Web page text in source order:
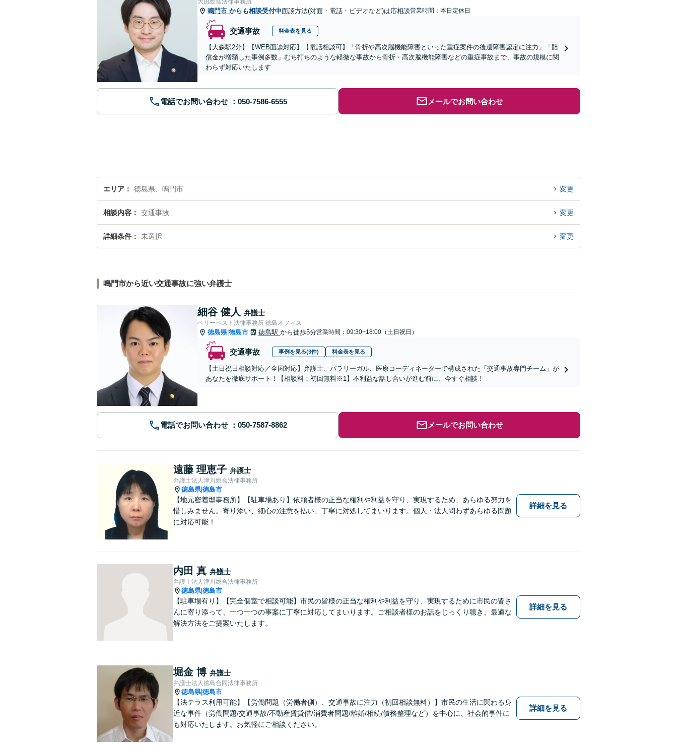
大田総合法律事務所
鳴門市 からも相談受付中面談方法(対面・電話・ビデオなど)は応相談営業時間：本日定休日
交通事故 料金表を見る
【大森駅2分】【WEB面談対応】【電話相談可】「骨折や高次脳機能障害といった重症案件の後遺障害認定に注力」「賠
償金が増額した事例多数」むち打ちのような軽微な事故から骨折・高次脳機能障害などの重症事故まで、事故の規模に関
わらず対応いたします
電話でお問い合わせ メールでお問い合わせ
エリア 徳島県、鳴門市 変更
相談内容 交通事故 変更
詳細条件 未選択 変更
鳴門市から近い交通事故に強い弁護士
細谷 健人 弁護士
ベリーベスト法律事務所 徳島オフィス
徳島県|徳島市 徳島駅 から徒歩5分営業時間：09:30~18:00（土日祝日）
交通事故 事例を見る(3件) 料金表を見る
【土日祝日相談対応／全国対応】弁護士、パラリーガル、医療コーディネーターで構成された「交通事故専門チーム」が
あなたを徹底サポート！【相談料：初回無料※1】不利益な話し合いが進む前に、今すぐ相談！
電話でお問い合わせ メールでお問い合わせ
遠藤 理恵子 弁護士
弁護士法人津川総合法律事務所
徳島県|徳島市
【地元密着型事務所】【駐車場あり】依頼者様の正当な権利や利益を守り、実現するため、あらゆる努力を
惜しみません。寄り添い、細心の注意を払い、丁寧に対処してまいります。個人・法人問わずあらゆる問題
に対応可能！
詳細を見る
内田 真 弁護士
弁護士法人津川総合法律事務所
徳島県|徳島市
【駐車場有り】【完全個室で相談可能】市民の皆様の正当な権利や利益を守り、実現するために市民の皆さ
んに寄り添って、一つ一つの事案に丁寧に対応してまいります。ご相談者様のお話をじっくり聴き、最適な
解決方法をご提案いたします。
詳細を見る
堀金 博 弁護士
弁護士法人徳島合同法律事務所
徳島県|徳島市
【法テラス利用可能】【労働問題（労働者側）、交通事故に注力（初回相談無料）】市民の生活に関わる身
近な事件（労働問題/交通事故/不動産賃貸借/消費者問題/離婚/相続/債務整理など）を中心に、社会的事件に
も対応いたします。お気軽にご相談ください。
詳細を見る